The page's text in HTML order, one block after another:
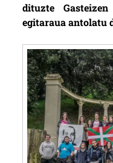
dituzte
egitaraua antolatu